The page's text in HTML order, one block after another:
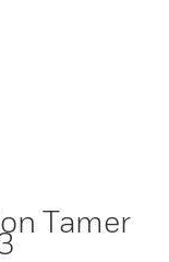
Tamer